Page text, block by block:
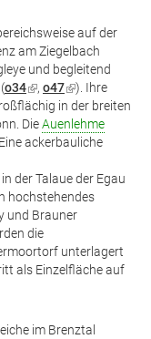
auf der
am Ziegelbach
und begleitend
o34(Link
ist
extern)
, o47(Link
ist
extern)
). Ihre
in der breiten
DieAuenlehme
ackerbauliche
der Talaue der Egau
hochstehendes
und Brauner
die
unterlagert
als Einzelfläche auf
im Brenztal